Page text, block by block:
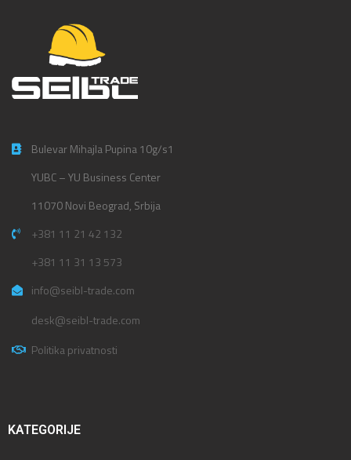
Bulevar Mihajla Pupina 10g/s1
YUBC – YU Business Center
11070 Novi Beograd, Srbija
+381 11 21 42 132
+381 11 31 13 573
info@seibl-trade.com
desk@seibl-trade.com
Politika privatnosti
KATEGORIJE